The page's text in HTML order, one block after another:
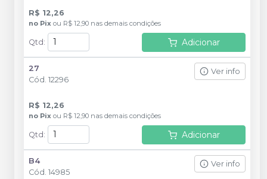
R$ 12,26
no Pix ou R$ 12,90 nas demais condições
Qtd : Adicionar
27
Cód. 12296
Ver info
R$ 12,26
no Pix ou R$ 12,90 nas demais condições
Qtd : Adicionar
B4
Cód. 14985
Ver info